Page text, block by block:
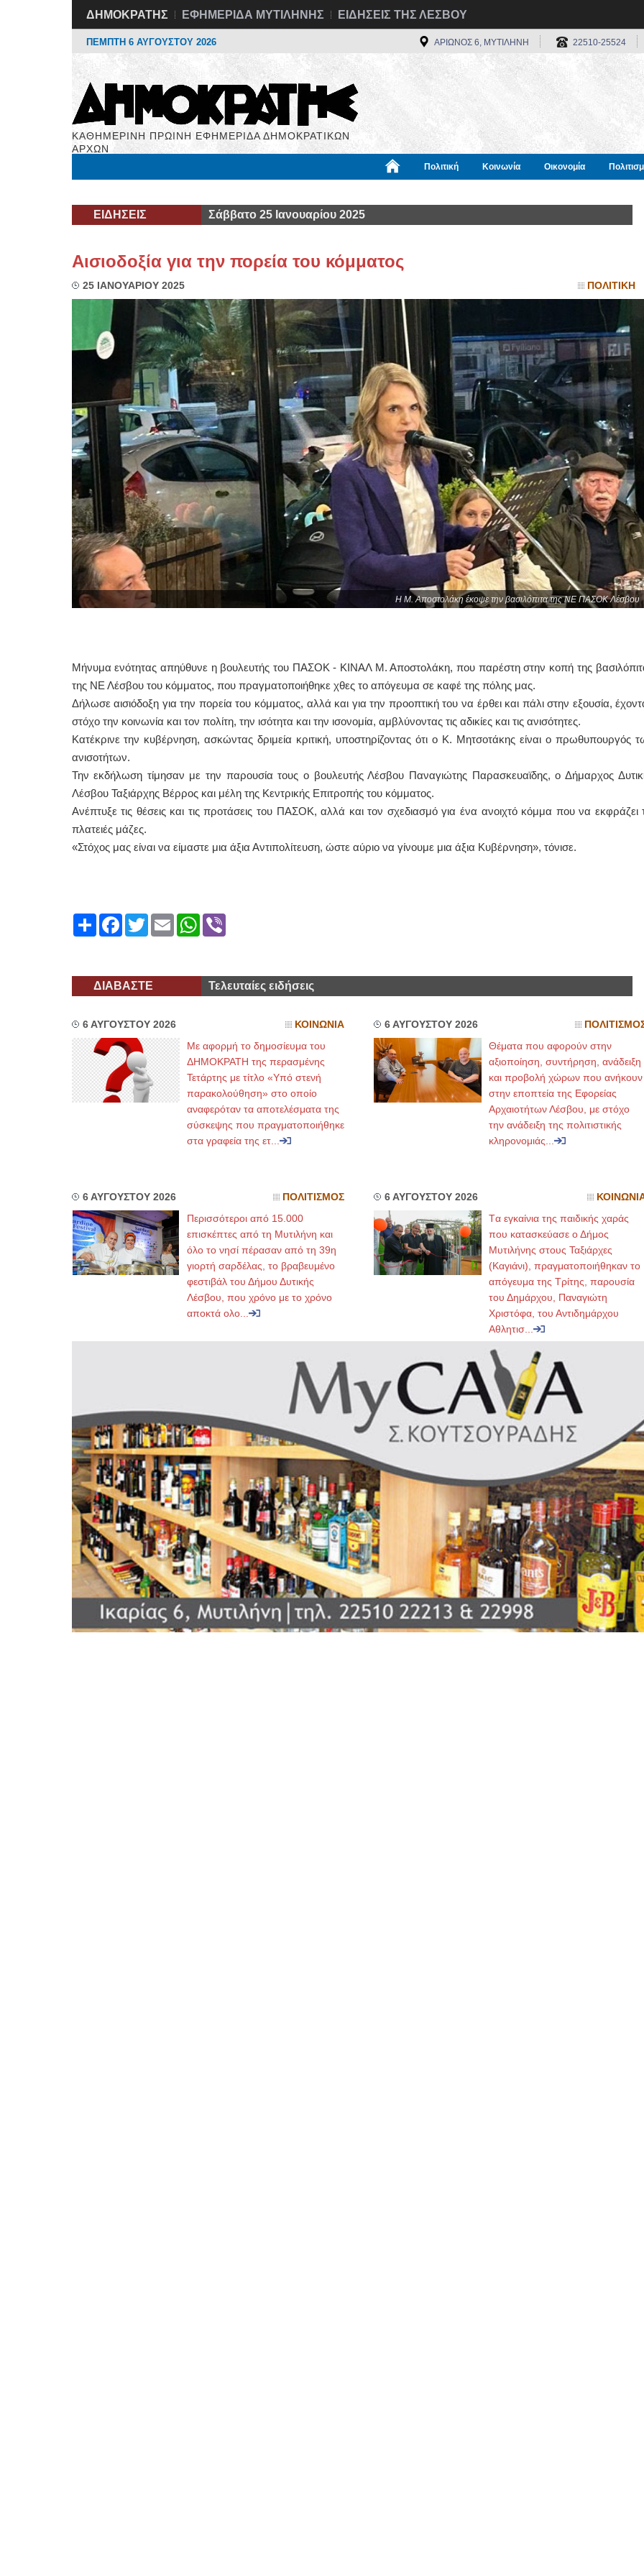
ΔΗΜΟΚΡΑΤΗΣ ΕΦΗΜΕΡΙΔΑ ΜΥΤΙΛΗΝΗΣ ΕΙΔΗΣΕΙΣ ΤΗΣ ΛΕΣΒΟΥ
ΠΕΜΠΤΗ 6 ΑΥΓΟΥΣΤΟΥ 2026 ΑΡΙΩΝΟΣ 6, ΜΥΤΙΛΗΝΗ 22510-25524
ΚΑΘΗΜΕΡΙΝΗ ΠΡΩΙΝΗ ΕΦΗΜΕΡΙΔΑ ΔΗΜΟΚΡΑΤΙΚΩΝ
ΑΡΧΩΝ
Πολιτική Κοινωνία Οικονομία
ΕΙΔΗΣΕΙΣ Σάββατο 25 Ιανουαρίου 2025
Αισιοδοξία για την πορεία του κόμματος
25 ΙΑΝΟΥΑΡΙΟΥ 2025 ΠΟΛΙΤΙΚΗ
Η Μ. Αποστολάκη έκοψε την βασιλόπιτα της ΝΕ ΠΑΣΟΚ Λέσβου
Μήνυμα ενότητας απηύθυνε η βουλευτής του ΠΑΣΟΚ - ΚΙΝΑΛ Μ. Αποστολάκη, που παρέστη στην κοπή της
της ΝΕ Λέσβου του κόμματος, που πραγματοποιήθηκε χθες το απόγευμα σε καφέ της πόλης μας.
Δήλωσε αισιόδοξη για την πορεία του κόμματος, αλλά και για την προοπτική του να έρθει και πάλι στην εξουσία,
στόχο την κοινωνία και τον πολίτη, την ισότητα και την ισονομία, αμβλύνοντας τις αδικίες και τις ανισότητες.
Κατέκρινε την κυβέρνηση, ασκώντας δριμεία κριτική, υποστηρίζοντας ότι ο Κ. Μητσοτάκης είναι ο πρωθυπουργός
ανισοτήτων.
Την εκδήλωση τίμησαν με την παρουσία τους ο βουλευτής Λέσβου Παναγιώτης Παρασκευαϊδης, ο Δήμαρχος
Λέσβου Ταξιάρχης Βέρρος και μέλη της Κεντρικής Επιτροπής του κόμματος.
Ανέπτυξε τις θέσεις και τις προτάσεις του ΠΑΣΟΚ, αλλά και τον σχεδιασμό για ένα ανοιχτό κόμμα που να εκφράζει
πλατειές μάζες.
«Στόχος μας είναι να είμαστε μια άξια Αντιπολίτευση, ώστε αύριο να γίνουμε μια άξια Κυβέρνηση», τόνισε.
ShareFacebook
TwitterEmailWhatsApp
Viber
ΔΙΑΒΑΣΤΕ Τελευταίες ειδήσεις
6 ΑΥΓΟΥΣΤΟΥ 2026 ΚΟΙΝΩΝΙΑ
Με αφορμή το δημοσίευμα του
ΔΗΜΟΚΡΑΤΗ της περασμένης
Τετάρτης με τίτλο «Υπό στενή
παρακολούθηση» στο οποίο
αναφερόταν τα αποτελέσματα της
σύσκεψης που πραγματοποιήθηκε
στα γραφεία της ετ...
6 ΑΥΓΟΥΣΤΟΥ 2026
Θέματα που αφορούν στην
αξιοποίηση, συντήρηση, ανάδειξη
και προβολή χώρων που ανήκουν
στην εποπτεία της Εφορείας
Αρχαιοτήτων Λέσβου, με στόχο
την ανάδειξη της πολιτιστικής
κληρονομιάς...
6 ΑΥΓΟΥΣΤΟΥ 2026 ΠΟΛΙΤΙΣΜΟΣ
Περισσότεροι από 15.000
επισκέπτες από τη Μυτιλήνη και
όλο το νησί πέρασαν από τη 39η
γιορτή σαρδέλας, το βραβευμένο
φεστιβάλ του Δήμου Δυτικής
Λέσβου, που χρόνο με το χρόνο
αποκτά ολο...
6 ΑΥΓΟΥΣΤΟΥ 2026
Tα εγκαίνια της παιδικής χαράς
που κατασκεύασε ο Δήμος
Μυτιλήνης στους Ταξιάρχες
(Καγιάνι), πραγματοποιήθηκαν το
απόγευμα της Τρίτης, παρουσία
του Δημάρχου, Παναγιώτη
Χριστόφα, του Αντιδημάρχου
Αθλητισ...
ΙΩΑΝΝΗΣ Α. ΜΑΛΛΙΑΣ
ΧΕΙΡΟΥΡΓΟΣ
ΟΦΘΑΛΜΙΑΤΡΟΣ
Διδάκτωρ Ιατρικής Σχολής
Πανεπιστημίου Αθηνών
Καλλιπόλεως 3,Νέα Σμύρνη,
2251038065
Διδ.Παν.Αθηνών
Διπλωματούχος Ευρ.Ακαδημίας